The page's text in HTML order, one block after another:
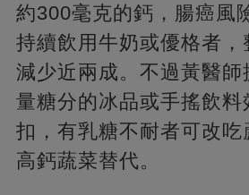
約300毫克的鈣，腸癌風
持續飲用牛奶或優格者，
減少近兩成。不過黃醫師
量糖分的冰品或手搖飲料
扣，有乳糖不耐者可改吃
高鈣蔬菜替代。